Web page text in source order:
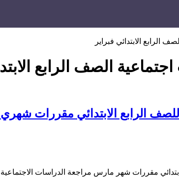
الرابع الابتدائي فبراير
الصف الرابع
الرابع الابتدائي مقررات
مقررات شهر مارس مراجعة الدراسات الاجتماعية للصف